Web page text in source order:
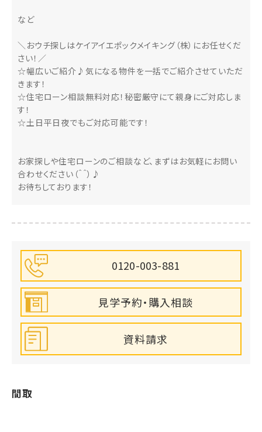
など
＼おウチ探しはケイアイエポックメイキング（株）にお任せくだ
さい！／
☆幅広いご紹介♪気になる物件を一括でご紹介させていただ
きます！
☆住宅ローン相談無料対応！秘密厳守にて親身にご対応しま
す！
☆土日平日夜でもご対応可能です！
お家探しや住宅ローンのご相談など、まずはお気軽にお問い
合わせください（＾＾）♪
お待ちしております！
0120-003-881
見学予約・購入相談
資料請求
間取